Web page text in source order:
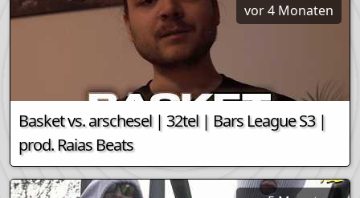
vor 4 Monaten
Basket vs. arschesel | 32tel | Bars League S3 |
prod. Raias Beats